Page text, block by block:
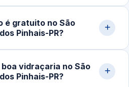
da sua localização, os custos
de vidro tendem a ser
é gratuito no São
Pinhais-PR?
em residências,
de São José dos
vidraçaria no São
Pinhais-PR?